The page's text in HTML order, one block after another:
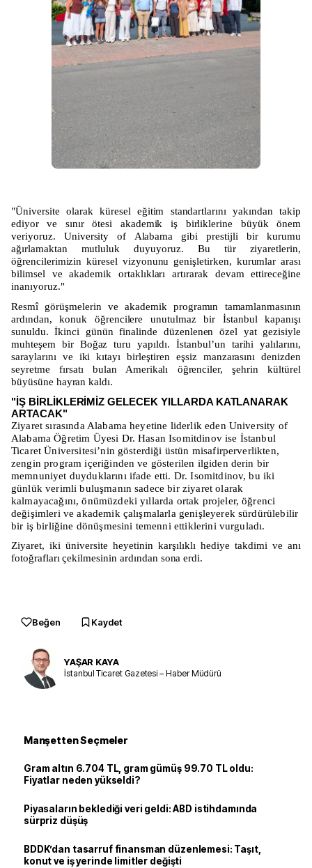
"Üniversite olarak küresel eğitim standartlarını yakından takip
ediyor ve sınır ötesi akademik iş birliklerine büyük önem
veriyoruz. University of Alabama gibi prestijli bir kurumu
ağırlamaktan mutluluk duyuyoruz. Bu tür ziyaretlerin,
öğrencilerimizin küresel vizyonunu genişletirken, kurumlar arası
bilimsel ve akademik ortaklıkları artırarak devam ettireceğine
inanıyoruz."
Resmî görüşmelerin ve akademik programın tamamlanmasının
ardından, konuk öğrencilere unutulmaz bir İstanbul kapanışı
sunuldu. İkinci günün finalinde düzenlenen özel yat gezisiyle
muhteşem bir Boğaz turu yapıldı. İstanbul’un tarihi yalılarını,
saraylarını ve iki kıtayı birleştiren eşsiz manzarasını denizden
seyretme fırsatı bulan Amerikalı öğrenciler, şehrin kültürel
büyüsüne hayran kaldı.
"İŞ BİRLİKLERİMİZ GELECEK YILLARDA KATLANARAK
ARTACAK"
Ziyaret sırasında Alabama heyetine liderlik eden University of
Alabama Öğretim Üyesi Dr. Hasan Isomitdinov ise İstanbul
Ticaret Üniversitesi’nin gösterdiği üstün misafirperverlikten,
zengin program içeriğinden ve gösterilen ilgiden derin bir
memnuniyet duyduklarını ifade etti. Dr. Isomitdinov, bu iki
günlük verimli buluşmanın sadece bir ziyaret olarak
kalmayacağını, önümüzdeki yıllarda ortak projeler, öğrenci
değişimleri ve akademik çalışmalarla genişleyerek sürdürülebilir
bir iş birliğine dönüşmesini temenni ettiklerini vurguladı.
Ziyaret, iki üniversite heyetinin karşılıklı hediye takdimi ve anı
fotoğrafları çekilmesinin ardından sona erdi.
Beğen Kaydet
YAŞAR KAYA
İstanbul Ticaret Gazetesi – Haber Müdürü
Manşetten Seçmeler
Gram altın 6.704 TL, gram gümüş 99.70 TL oldu:
Fiyatlar neden yükseldi?
Piyasaların beklediği veri geldi: ABD istihdamında
sürpriz düşüş
BDDK’dan tasarruf finansman düzenlemesi: Taşıt,
konut ve iş yerinde limitler değişti